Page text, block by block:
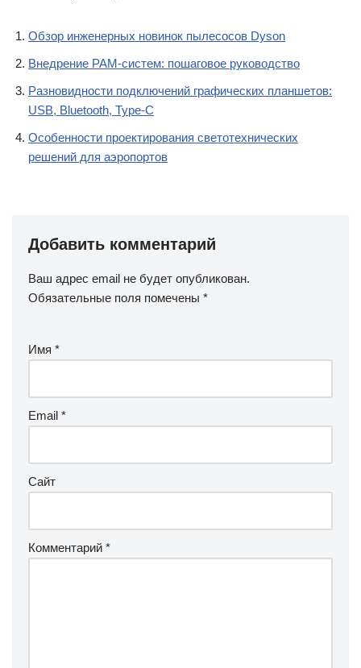
Обзор инженерных новинок пылесосов Dyson
Внедрение PAM-систем: пошаговое руководство
Разновидности подключений графических планшетов:
USB, Bluetooth, Type-C
Особенности проектирования светотехнических
решений для аэропортов
Добавить комментарий
Ваш адрес email не будет опубликован.
Обязательные поля помечены *
Имя *
Email *
Сайт
Комментарий *